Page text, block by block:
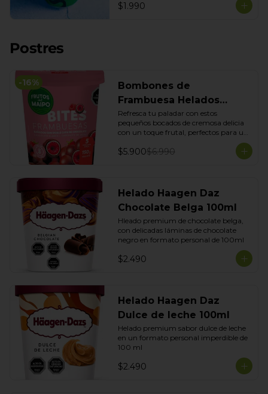
$1.990
Postres
-16%
Bombones de
Frambuesa Helados
Frutos del maipo 150 g
Refresca tu paladar con estos
pequeños bocados de cremosa delicia
con un toque frutal, perfectos para un
disfrutar en cualquier momento,
combinando la suavidad helada con el
$5.900$6.990
Helado Haagen Daz
Chocolate Belga 100ml
Hleado premium de chocolate belga,
con delicadas láminas de chocolate
negro en formato personal de 100ml
$2.490
Helado Haagen Daz
Dulce de leche 100ml
Helado premium sabor dulce de leche
en un formato personal imperdible de
100 ml
$2.490